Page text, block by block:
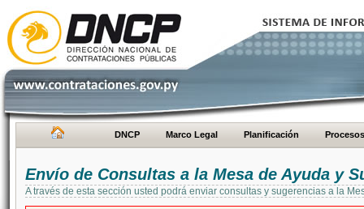
DNCP Marco Legal Planificación Procesos
Envío de Consultas a la Mesa de Ayuda y
A través de esta sección usted podrá enviar consultas y sugerencias a la